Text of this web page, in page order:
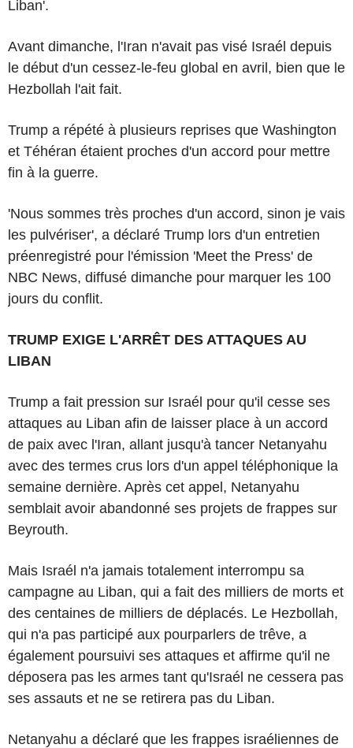
Liban'.
Avant dimanche, l'Iran n'avait pas visé Israél depuis
le début d'un cessez-le-feu global en avril, bien que le
Hezbollah l'ait fait.
Trump a répété à plusieurs reprises que Washington
et Téhéran étaient proches d'un accord pour mettre
fin à la guerre.
'Nous sommes très proches d'un accord, sinon je vais
les pulvériser', a déclaré Trump lors d'un entretien
préenregistré pour l'émission 'Meet the Press' de
NBC News, diffusé dimanche pour marquer les 100
jours du conflit.
TRUMP EXIGE L'ARRÊT DES ATTAQUES AU
LIBAN
Trump a fait pression sur Israél pour qu'il cesse ses
attaques au Liban afin de laisser place à un accord
de paix avec l'Iran, allant jusqu'à tancer Netanyahu
avec des termes crus lors d'un appel téléphonique la
semaine dernière. Après cet appel, Netanyahu
semblait avoir abandonné ses projets de frappes sur
Beyrouth.
Mais Israél n'a jamais totalement interrompu sa
campagne au Liban, qui a fait des milliers de morts et
des centaines de milliers de déplacés. Le Hezbollah,
qui n'a pas participé aux pourparlers de trêve, a
également poursuivi ses attaques et affirme qu'il ne
déposera pas les armes tant qu'Israél ne cessera pas
ses assauts et ne se retirera pas du Liban.
Netanyahu a déclaré que les frappes israéliennes de